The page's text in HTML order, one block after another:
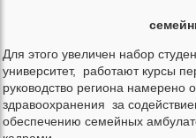
Для этого увеличен набор
университет, работают курсы
руководство региона намерено
здравоохранения за
обеспечению семейных